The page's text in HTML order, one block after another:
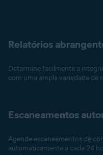
Relatórios
Determine facilmente a
com uma ampla variedade de
Escaneamentos
Agende escaneamentos de
automaticamente a cada 24